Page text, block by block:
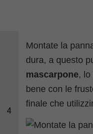
4
Montate la
dura, a questo
mascarpone, lo
bene con le
finale che